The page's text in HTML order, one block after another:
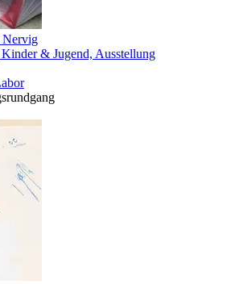
Nervig
& Jugend, Ausstellung